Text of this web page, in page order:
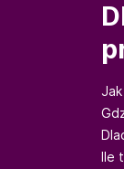
Ile